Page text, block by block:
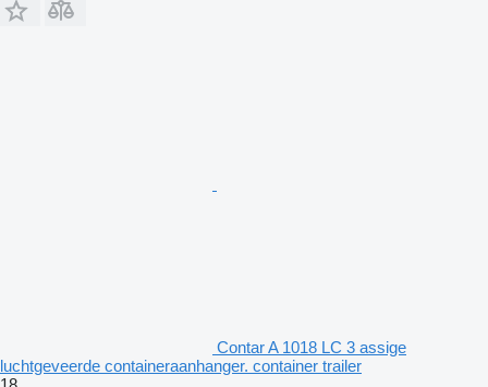
Contar A 1018 LC 3 assige
luchtgeveerde containeraanhanger. container trailer